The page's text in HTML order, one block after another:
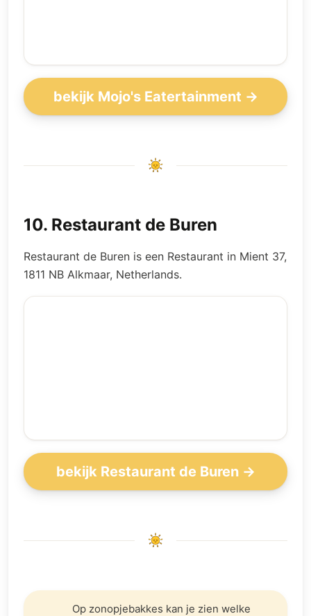
bekijk Mojo's Eatertainment →
10. Restaurant de Buren
Restaurant de Buren is een Restaurant in Mient 37,
1811 NB Alkmaar, Netherlands.
bekijk Restaurant de Buren →
Op zonopjebakkes kan je zien welke